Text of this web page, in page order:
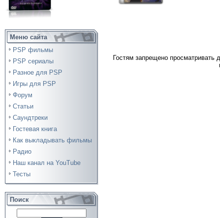
Меню сайта
PSP фильмы
PSP сериалы
Разное для PSP
Игры для PSP
Форум
Статьи
Саундтреки
Гостевая книга
Как выкладывать фильмы
Радио
Наш канал на YouTube
Тесты
Поиск
Гостям запрещено просматривать